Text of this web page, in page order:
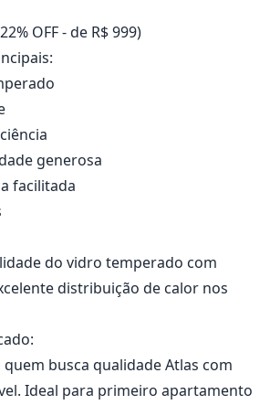
OFF - de R$ 999)
generosa
facilitada
do vidro temperado com
distribuição de calor nos
busca qualidade Atlas com
Ideal para primeiro apartamento